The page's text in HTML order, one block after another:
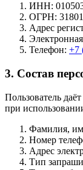
ИНН:
ОГРН:
Адрес
Телефон: +7
3. Состав
Пользователь
при
Фамилия,
Номер
Адрес
Тип